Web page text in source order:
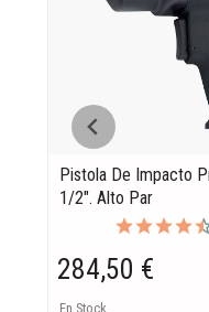
Pistola De Impacto
1/2". Alto Par
284,50 €
En Stock